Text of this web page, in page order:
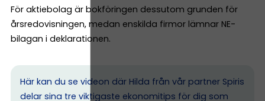
För aktiebolag är bokföringen dessutom grunden för
årsredovisningen, medan enskilda firmor lämnar NE-
bilagan i deklarationen.
Här kan du se videon där Hilda från vår partner Spiris
delar sina tre viktigaste ekonomitips för dig som